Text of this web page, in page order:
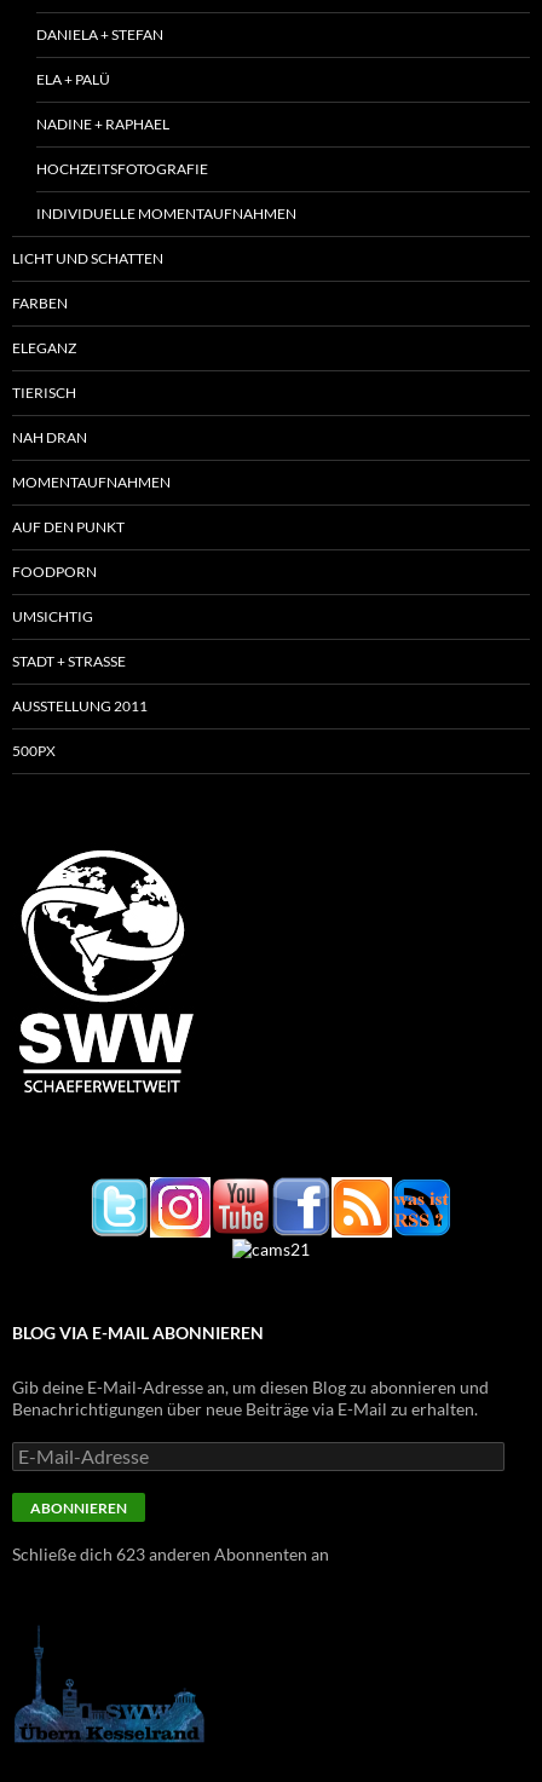
DANIELA + STEFAN
ELA + PALÜ
NADINE + RAPHAEL
HOCHZEITSFOTOGRAFIE
INDIVIDUELLE MOMENTAUFNAHMEN
LICHT UND SCHATTEN
FARBEN
ELEGANZ
TIERISCH
NAH DRAN
MOMENTAUFNAHMEN
AUF DEN PUNKT
FOODPORN
UMSICHTIG
STADT + STRASSE
AUSSTELLUNG 2011
500PX
BLOG VIA E-MAIL ABONNIEREN
Gib deine E-Mail-Adresse an, um diesen Blog zu abonnieren und
Benachrichtigungen über neue Beiträge via E-Mail zu erhalten.
E-
Mail-
Adresse
ABONNIEREN
Schließe dich 623 anderen Abonnenten an